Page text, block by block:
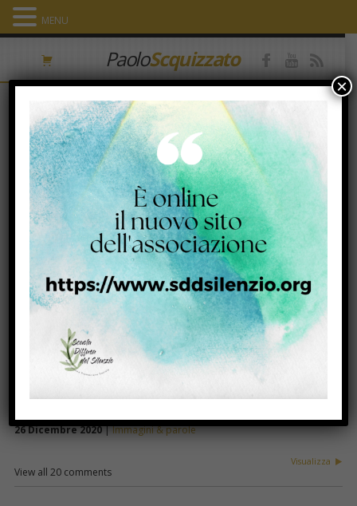
PaoloScquizzato
Category Archives: Immagini &
parole
TRASFIGURAZIONE DEL SIGNORE
6 Agosto 2021|Immagini & parole
oggi, venerdì 6 agosto. TRASFIGURAZIONE DEL SIGNORE (Mt
17, 1-9) In noi splende la nostra ‘vera essenza’, il ‘fondo
Visualizza
View all 6 comments
Auguri
26 Dicembre 2020|Immagini & parole
Visualizza
View all 20 comments
MENU
×